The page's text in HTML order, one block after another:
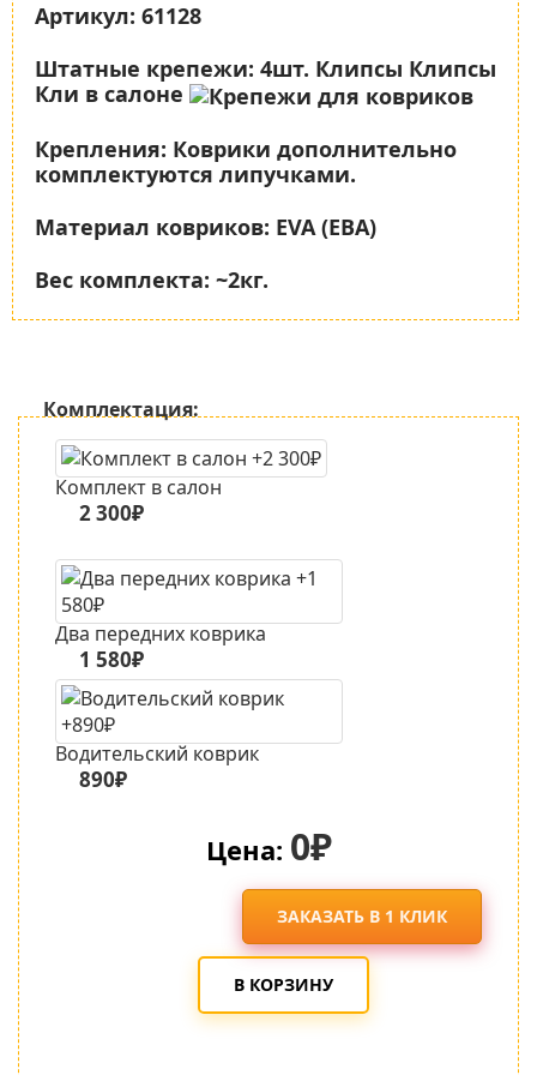
Артикул: 61128
Штатные крепежи: 4шт. Клипсы Клипсы
Кли в салоне
Крепления: Коврики дополнительно
комплектуются липучками.
Материал ковриков: EVA (ЕВА)
Вес комплекта: ~2кг.
Комплектация:
Комплект в салон
2 300₽
Два передних коврика
1 580₽
Водительский коврик
890₽
Цена: 0₽
ЗАКАЗАТЬ В 1 КЛИК
В КОРЗИНУ